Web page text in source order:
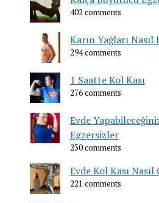
402 comments
Karın Yağları Nasıl
294 comments
1 Saatte Kol Kası
276 comments
Evde
Egzersizler
230 comments
Evde Kol Kası
221 comments